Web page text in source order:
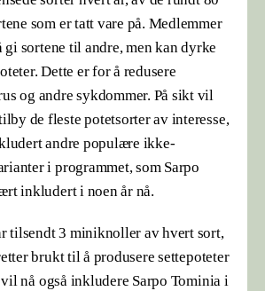
som er tatt vare på. Medlemmer
sortene til andre, men kan dyrke
Dette er for å redusere
og andre sykdommer. På sikt vil
de fleste potetsorter av interesse,
andre populære ikke-
i programmet, som Sarpo
inkludert i noen år nå.
tilsendt 3 miniknoller av hvert sort,
brukt til å produsere settepoteter
nå også inkludere Sarpo Tominia i